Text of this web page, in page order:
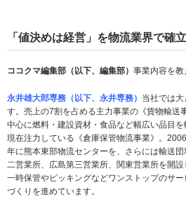
「値決めは経営」を物流業界で確
ココクマ編集部（以下、編集部） 事業内容を教
永井雄大郎専務（以下、永井専務） 当社では
す。売上の7割を占める主力事業の《貨物輸送
中心に燃料・建設資材・食品など幅広い品目
現在注力している《倉庫保管物流事業》。
年に熊本東部物流センターを、さらには輸送
二営業所、広島第三営業所、関東営業所を開
一時保管やピッキングなどワンストップのサ
づくりを進めています。